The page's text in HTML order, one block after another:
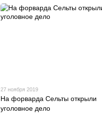
27 ноября 2019
На форварда Сельты открыли
уголовное дело